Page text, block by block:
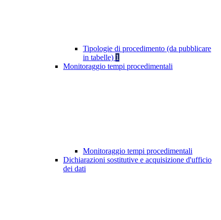
Tipologie di procedimento (da pubblicare
in tabelle) 1
Monitoraggio tempi procedimentali
Monitoraggio tempi procedimentali
Dichiarazioni sostitutive e acquisizione d'ufficio
dei dati